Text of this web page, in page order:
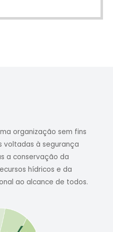
organização sem fins
voltadas à segurança
a conservação da
hídricos e da
ao alcance de todos.